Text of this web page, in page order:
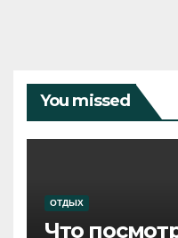
You missed
ОТДЫХ
Что